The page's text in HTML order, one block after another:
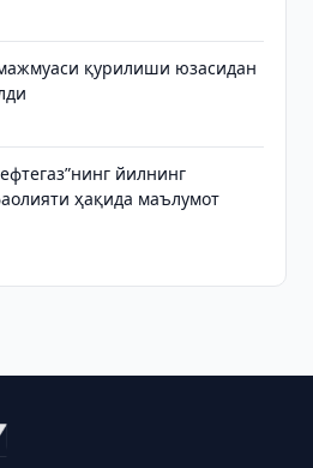
қурилиши юзасидан
йилнинг
ҳақида маълумот